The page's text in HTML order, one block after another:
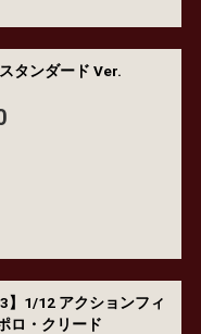
タンダード Ver.
】1/12 アクションフィ
ロ・クリード